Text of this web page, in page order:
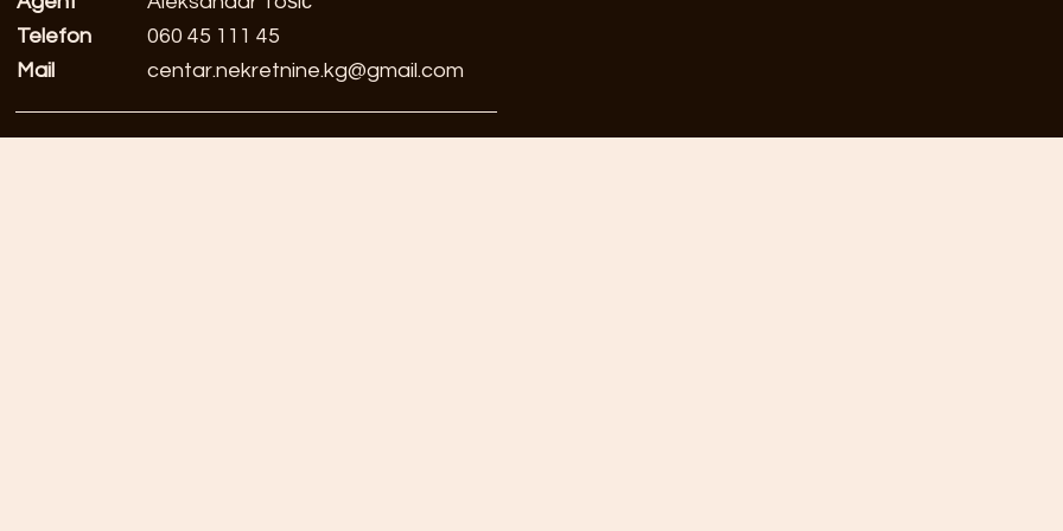
Telefon
060 45 111 45
Mail
centar.nekretnine.kg@gmail.com